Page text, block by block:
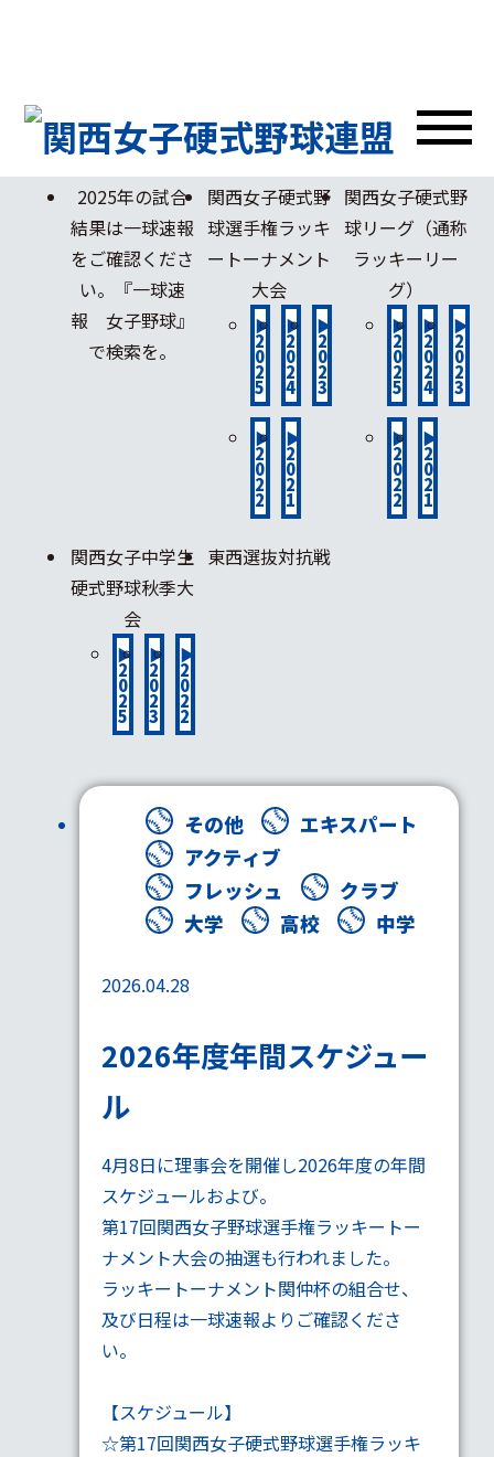
TOPIX トピックス
2025年の試合
結果は一球速報
をご確認くださ
い。『一球速
報 女子野球』
で検索を。
関西女子硬式野
球選手権ラッキ
ートーナメント
大会
▶
2
0
2
5
▶
2
0
2
4
▶
2
0
2
3
▶
2
0
2
2
▶
2
0
2
1
関西女子硬式野
球リーグ（通称
ラッキーリー
グ）
▶
2
0
2
5
▶
2
0
2
4
▶
2
0
2
3
▶
2
0
2
2
▶
2
0
2
1
関西女子中学生
硬式野球秋季大
会
▶
2
0
2
5
▶
2
0
2
3
▶
2
0
2
2
東西選抜対抗戦
その他
エキスパート
アクティブ
フレッシュ
クラブ
大学
高校 中学
2026.04.28
2026年度年間スケジュー
ル
4月8日に理事会を開催し2026年度の年間
スケジュールおよび。
第17回関西女子野球選手権ラッキートー
ナメント大会の抽選も行われました。
ラッキートーナメント関仲杯の組合せ、
及び日程は一球速報よりご確認くださ
い。
【スケジュール】
☆第17回関西女子硬式野球選手権ラッキ